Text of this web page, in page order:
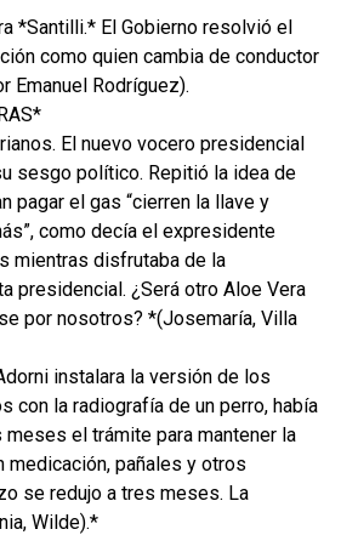
*Santilli.* El Gobierno resolvió el
como quien cambia de conductor
Emanuel Rodríguez).
El nuevo vocero presidencial
sesgo político. Repitió la idea de
pagar el gas “cierren la llave y
como decía el expresidente
mientras disfrutaba de la
presidencial. ¿Será otro Aloe Vera
por nosotros? *(Josemaría, Villa
instalara la versión de los
con la radiografía de un perro, había
el trámite para mantener la
medicación, pañales y otros
se redujo a tres meses. La
Wilde).*